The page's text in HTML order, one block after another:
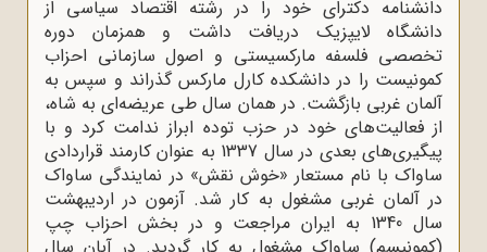
دانشنامه دکتراى خود را در رشته اقتصاد سیاسى از
دانشگاه لایپزیک دریافت داشت و همزمان دوره
تخصصى فلسفه مارکسیستى و اصول سازمانى احزاب
کمونیست را در دانشکده کارل مارکس گذراند و سپس به
آلمان غربى بازگشت. در همان سال طى عریضه‌اى به شاه،
از فعالیت‌هاى خود در حزب توده ابراز ندامت کرد و با
پیگیرى‌هاى بعدى در سال 1337 به عنوان کارمند قراردادى
ساواک با نام مستعار «خوش نقش» در نمایندگى ساواک
در آلمان غربى مشغول به کار شد. آزمون در اردیبهشت
سال 1340 به ایران مراجعت و در بخش احزاب چپ